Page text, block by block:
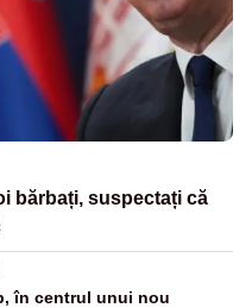
bărbați, suspectați că
în centrul unui nou